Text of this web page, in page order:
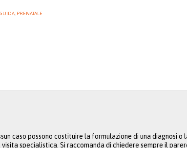
CATEGORY
GUIDA PRENATALE
caso possono costituire la formulazione di una diagnosi
specialistica. Si raccomanda di chiedere sempre il